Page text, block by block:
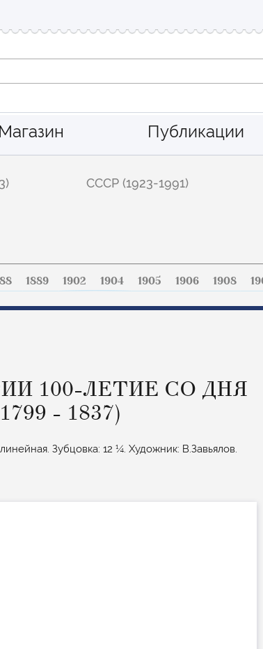
Магазин Публикации
СССР (1923-1991)
1889 1902 1904 1905 1906 1908
100-ЛЕТИЕ СО ДНЯ
- 1837)
Зубцовка: 12 ¼. Художник: В.Завьялов.